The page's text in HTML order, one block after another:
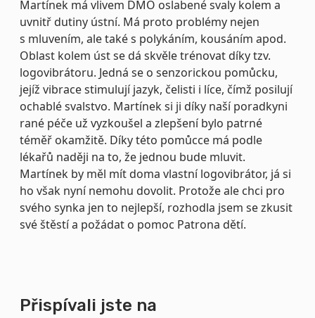
Přispívali jste na
Martínek má vlivem DMO oslabené svaly kolem a
uvnitř dutiny ústní. Má proto problémy nejen
s mluvením, ale také s polykáním, kousáním apod.
Oblast kolem úst se dá skvěle trénovat díky tzv.
logovibrátoru. Jedná se o senzorickou pomůcku,
jejíž vibrace stimulují jazyk, čelisti i líce, čímž posilují
ochablé svalstvo. Martínek si ji díky naší poradkyni
rané péče už vyzkoušel a zlepšení bylo patrné
téměř okamžitě. Díky této pomůcce má podle
lékařů naději na to, že jednou bude mluvit.
Martínek by měl mít doma vlastní logovibrátor, já si
ho však nyní nemohu dovolit. Protože ale chci pro
svého synka jen to nejlepší, rozhodla jsem se zkusit
své štěstí a požádat o pomoc Patrona dětí.